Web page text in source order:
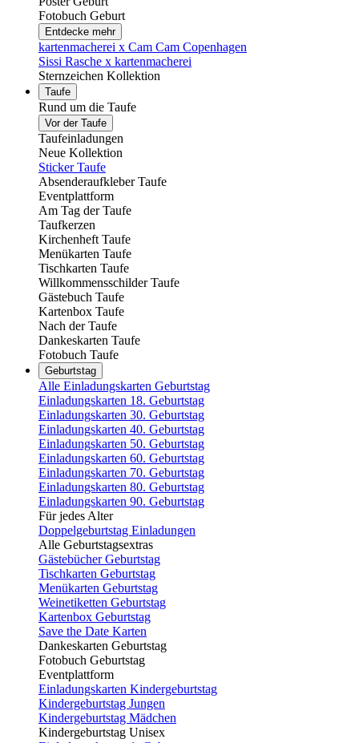
Fotobuch Geburt
Entdecke mehr
kartenmacherei x Cam Cam Copenhagen
Sissi Rasche x kartenmacherei
Sternzeichen Kollektion
Taufe
Rund um die Taufe
Vor der Taufe
Taufeinladungen
Neue Kollektion
Sticker Taufe
Absenderaufkleber Taufe
Eventplattform
Am Tag der Taufe
Taufkerzen
Kirchenheft Taufe
Menükarten Taufe
Tischkarten Taufe
Willkommensschilder Taufe
Gästebuch Taufe
Kartenbox Taufe
Nach der Taufe
Dankeskarten Taufe
Fotobuch Taufe
Geburtstag
Alle Einladungskarten Geburtstag
Einladungskarten 18. Geburtstag
Einladungskarten 30. Geburtstag
Einladungskarten 40. Geburtstag
Einladungskarten 50. Geburtstag
Einladungskarten 60. Geburtstag
Einladungskarten 70. Geburtstag
Einladungskarten 80. Geburtstag
Einladungskarten 90. Geburtstag
Für jedes Alter
Doppelgeburtstag Einladungen
Alle Geburtstagsextras
Gästebücher Geburtstag
Tischkarten Geburtstag
Menükarten Geburtstag
Weinetiketten Geburtstag
Kartenbox Geburtstag
Save the Date Karten
Dankeskarten Geburtstag
Fotobuch Geburtstag
Eventplattform
Einladungskarten Kindergeburtstag
Kindergeburtstag Jungen
Kindergeburtstag Mädchen
Kindergeburtstag Unisex